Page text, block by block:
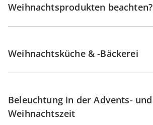
Weihnachtsprodukten beachten?
Weihnachtsküche & -Bäckerei
Beleuchtung in der Advents- und
Weihnachtszeit